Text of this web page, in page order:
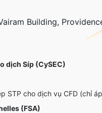
Building,
dịch Síp (CySEC)
STP cho dịch vụ CFD (chỉ
(FSA)